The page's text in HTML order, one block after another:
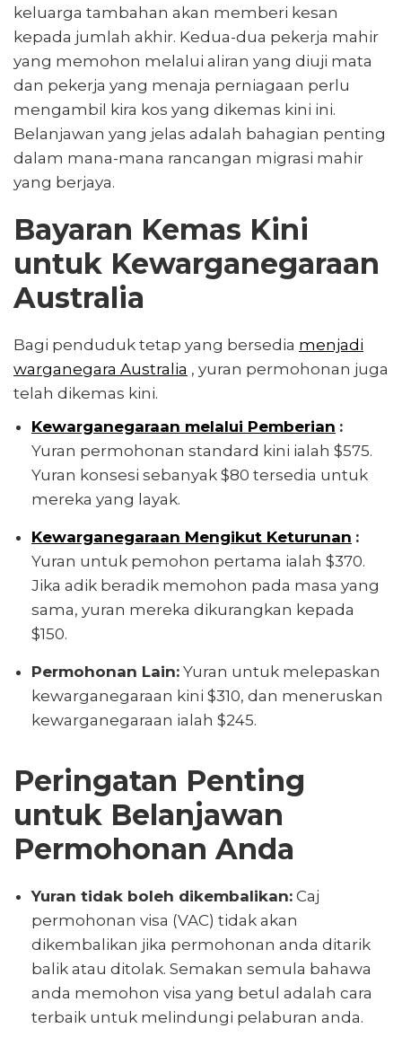
keluarga tambahan akan memberi kesan
kepada jumlah akhir. Kedua-dua pekerja mahir
yang memohon melalui aliran yang diuji mata
dan pekerja yang menaja perniagaan perlu
mengambil kira kos yang dikemas kini ini.
Belanjawan yang jelas adalah bahagian penting
dalam mana-mana rancangan migrasi mahir
yang berjaya.
Bayaran Kemas Kini
untuk Kewarganegaraan
Australia
Bagi penduduk tetap yang bersedia menjadi
warganegara Australia , yuran permohonan juga
telah dikemas kini.
Kewarganegaraan melalui Pemberian :
Yuran permohonan standard kini ialah $575.
Yuran konsesi sebanyak $80 tersedia untuk
mereka yang layak.
Kewarganegaraan Mengikut Keturunan :
Yuran untuk pemohon pertama ialah $370.
Jika adik beradik memohon pada masa yang
sama, yuran mereka dikurangkan kepada
$150.
Permohonan Lain: Yuran untuk melepaskan
kewarganegaraan kini $310, dan meneruskan
kewarganegaraan ialah $245.
Peringatan Penting
untuk Belanjawan
Permohonan Anda
Yuran tidak boleh dikembalikan: Caj
permohonan visa (VAC) tidak akan
dikembalikan jika permohonan anda ditarik
balik atau ditolak. Semakan semula bahawa
anda memohon visa yang betul adalah cara
terbaik untuk melindungi pelaburan anda.